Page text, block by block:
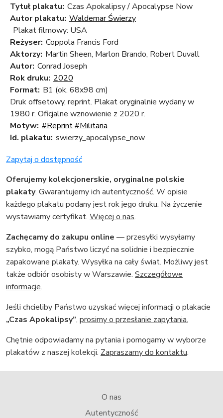
Tytuł plakatu: Czas Apokalipsy / Apocalypse Now
Autor plakatu: Waldemar Świerzy
Plakat filmowy: USA
Reżyser: Coppola Francis Ford
Aktorzy: Martin Sheen, Marlon Brando, Robert Duvall
Autor: Conrad Joseph
Rok druku: 2020
Format: B1 (ok. 68x98 cm)
Druk offsetowy, reprint. Plakat oryginalnie wydany w
1980 r. Oficjalne wznowienie z 2020 r.
Motyw: #Reprint#Militaria
Id. plakatu: swierzy_apocalypse_now
Zapytaj o dostępność
Oferujemy kolekcjonerskie, oryginalne polskie
plakaty. Gwarantujemy ich autentyczność. W opisie
każdego plakatu podany jest rok jego druku. Na życzenie
wystawiamy certyfikat. Więcej o nas.
Zachęcamy do zakupu online — przesyłki wysyłamy
szybko, mogą Państwo liczyć na solidnie i bezpiecznie
zapakowane plakaty. Wysyłka na cały świat. Możliwy jest
także odbiór osobisty w Warszawie. Szczegółowe
informacje.
Jeśli chcieliby Państwo uzyskać więcej informacji o plakacie
„Czas Apokalipsy”, prosimy o przesłanie zapytania.
Chętnie odpowiadamy na pytania i pomogamy w wyborze
plakatów z naszej kolekcji. Zapraszamy do kontaktu.
O nas
Autentyczność